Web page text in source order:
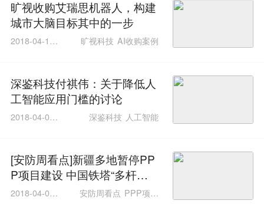
旷视收购艾瑞思机器人，构建
城市大脑目标其中的一步
2018-04-10 1
旷视科技 AI收购案例
深鉴科技付祺伟：关于降低人
工智能应用门槛的讨论
2018-04-09 1
深鉴科技 人工智能
[安防周看点]新疆多地暂停PP
P项目建设 中国铁塔“多杆合
一”
2018-04-08 1
安防周看点 PPP项目